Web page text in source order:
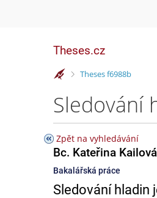
Theses.cz
>
Theses f6988b
Zpět na vyhledávání
Bc. Kateřina Kailová
Bakalářská práce
Sledování hladin